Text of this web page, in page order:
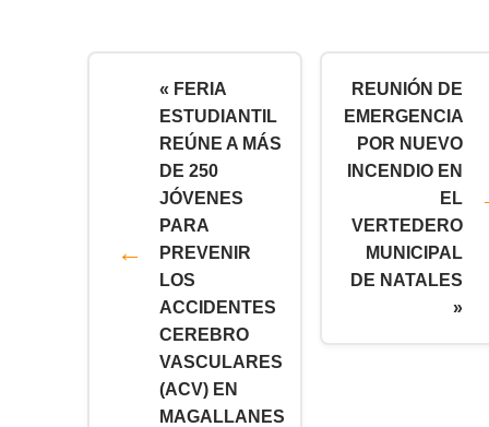
« FERIA
ESTUDIANTIL
REÚNE A MÁS
DE 250
JÓVENES
PARA
PREVENIR
LOS
ACCIDENTES
CEREBRO
VASCULARES
(ACV) EN
MAGALLANES
REUNIÓN DE
EMERGENCIA
POR NUEVO
INCENDIO EN
EL
VERTEDERO
MUNICIPAL
DE NATALES
»